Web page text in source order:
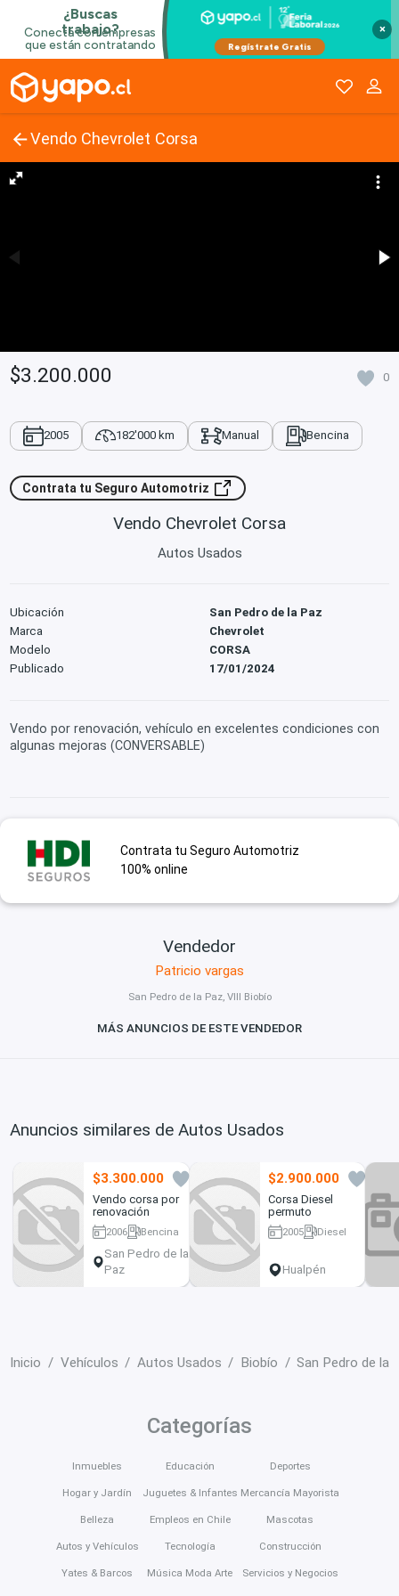
×
Vendo Chevrolet Corsa
$3.200.000 0
2005 182'000 km Manual Bencina
Contrata tu Seguro Automotriz
Vendo Chevrolet Corsa
Autos Usados
Ubicación
San Pedro de la Paz
Marca
Chevrolet
Modelo
CORSA
Publicado
17/01/2024
Vendo por renovación, vehículo en excelentes condiciones con
algunas mejoras (CONVERSABLE)
Contrata tu Seguro Automotriz
100% online
Vendedor
Patricio vargas
San Pedro de la Paz, VIII Biobío
MÁS ANUNCIOS DE ESTE VENDEDOR
Anuncios similares de Autos Usados
$3.300.000
Vendo corsa por
renovación
2006
Bencina
San Pedro de la
Paz
$2.900.000
Corsa Diesel
permuto
2005
Diesel
Hualpén
Inicio Vehículos Autos Usados Biobío San Pedro de la
Categorías
Inmuebles
Hogar y Jardín
Belleza
Autos y Vehículos
Yates & Barcos
Educación
Juguetes & Infantes
Empleos en Chile
Tecnología
Música Moda Arte
Deportes
Mercancía Mayorista
Mascotas
Construcción
Servicios y Negocios